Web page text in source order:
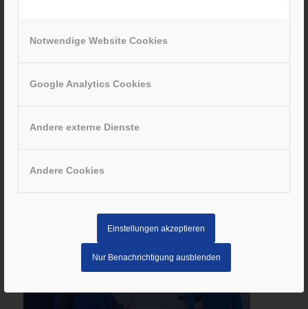
Notwendige Website Cookies
Google Analytics Cookies
Andere externe Dienste
Andere Cookies
Einstellungen akzeptieren
Nur Benachrichtigung ausblenden